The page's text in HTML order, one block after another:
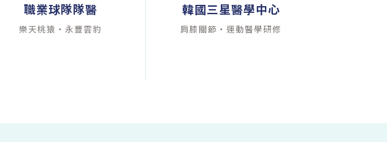
職業球隊隊醫
樂天桃猿・永豐雲豹
韓國三星醫學中心
肩膝關節・運動醫學研修